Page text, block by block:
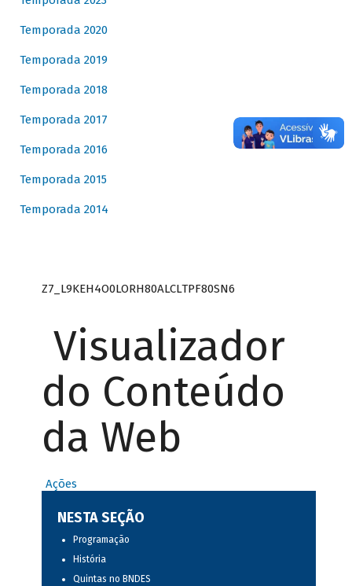
Temporada 2020
Temporada 2019
Temporada 2018
Temporada 2017
Temporada 2016
Temporada 2015
Temporada 2014
Z7_L9KEH4O0LORH80ALCLTPF80SN6
Visualizador
do Conteúdo
da Web
Ações
NESTA SEÇÃO
Programação
História
Quintas no BNDES